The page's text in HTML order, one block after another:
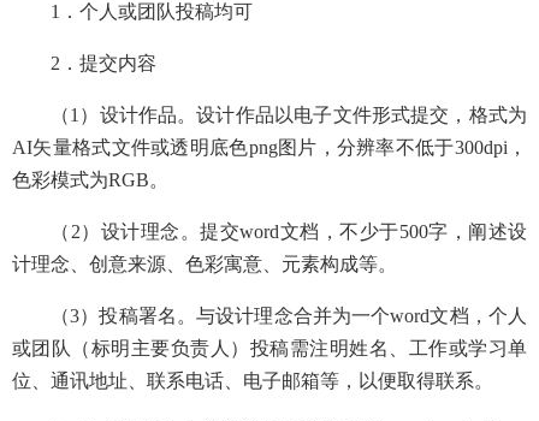
1．个人或团队投稿均可
2．提交内容
（1）设计作品。设计作品以电子文件形式提交，格式为
AI矢量格式文件或透明底色png图片，分辨率不低于300dpi，
色彩模式为RGB。
（2）设计理念。提交word文档，不少于500字，阐述设
计理念、创意来源、色彩寓意、元素构成等。
（3）投稿署名。与设计理念合并为一个word文档，个人
或团队（标明主要负责人）投稿需注明姓名、工作或学习单
位、通讯地址、联系电话、电子邮箱等，以便取得联系。